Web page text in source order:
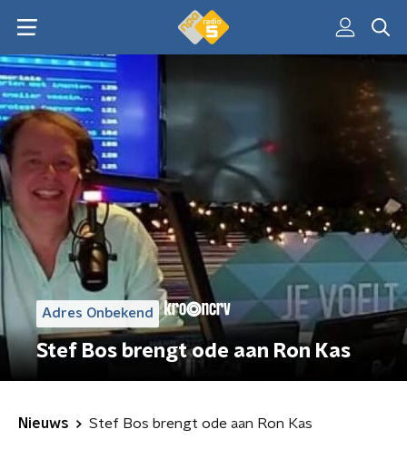
Adres Onbekend
Stef Bos brengt ode aan Ron Kas
Nieuws Stef Bos brengt ode aan Ron Kas